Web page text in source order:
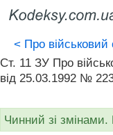
< Про військовий
Ст. 11 ЗУ Про
від 25.03.1992 №
Чинний зі змінами.